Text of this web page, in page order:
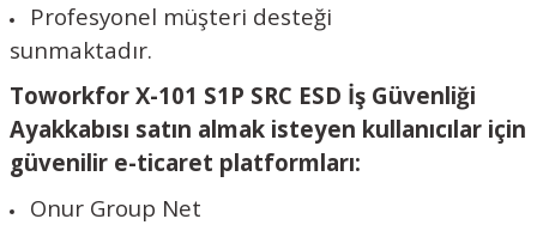
Profesyonel müşteri desteği
sunmaktadır.
Toworkfor X-101 S1P SRC ESD İş Güvenliği
Ayakkabısı satın almak isteyen kullanıcılar için
güvenilir e-ticaret platformları:
Onur Group Net